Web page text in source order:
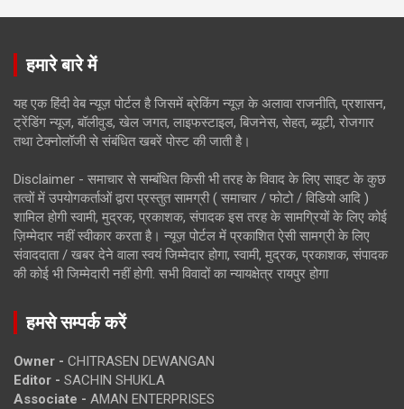
हमारे बारे में
यह एक हिंदी वेब न्यूज़ पोर्टल है जिसमें ब्रेकिंग न्यूज़ के अलावा राजनीति, प्रशासन,
ट्रेंडिंग न्यूज, बॉलीवुड, खेल जगत, लाइफस्टाइल, बिजनेस, सेहत, ब्यूटी, रोजगार
तथा टेक्नोलॉजी से संबंधित खबरें पोस्ट की जाती है।
Disclaimer - समाचार से सम्बंधित किसी भी तरह के विवाद के लिए साइट के कुछ
तत्वों में उपयोगकर्ताओं द्वारा प्रस्तुत सामग्री ( समाचार / फोटो / विडियो आदि )
शामिल होगी स्वामी, मुद्रक, प्रकाशक, संपादक इस तरह के सामग्रियों के लिए कोई
ज़िम्मेदार नहीं स्वीकार करता है। न्यूज़ पोर्टल में प्रकाशित ऐसी सामग्री के लिए
संवाददाता / खबर देने वाला स्वयं जिम्मेदार होगा, स्वामी, मुद्रक, प्रकाशक, संपादक
की कोई भी जिम्मेदारी नहीं होगी. सभी विवादों का न्यायक्षेत्र रायपुर होगा
हमसे सम्पर्क करें
Owner - CHITRASEN DEWANGAN
Editor - SACHIN SHUKLA
Associate - AMAN ENTERPRISES